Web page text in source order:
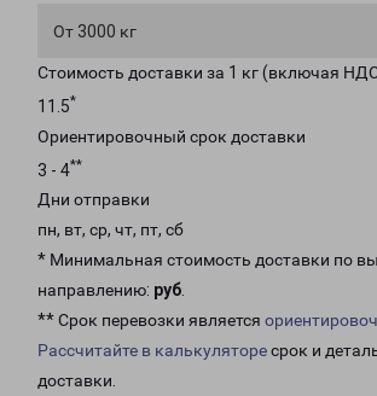
От 3000 кг
Стоимость доставки за 1 кг (включая
11.5*
Ориентировочный срок доставки
3 - 4**
Дни отправки
пн, вт, ср, чт, пт, сб
* Минимальная стоимость доставки по
направлению: руб.
** Срок перевозки является
Рассчитайте в калькуляторесрок и
доставки.